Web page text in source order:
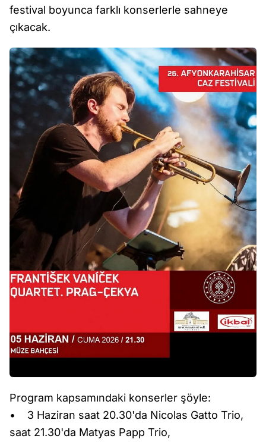
festival boyunca farklı konserlerle sahneye
çıkacak.
Program kapsamındaki konserler şöyle:
• 3 Haziran saat 20.30'da Nicolas Gatto Trio,
saat 21.30'da Matyas Papp Trio,